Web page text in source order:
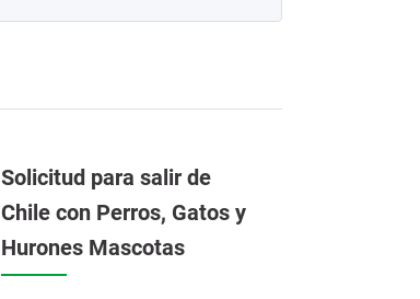
Solicitud para salir de
Chile con Perros, Gatos y
Hurones Mascotas